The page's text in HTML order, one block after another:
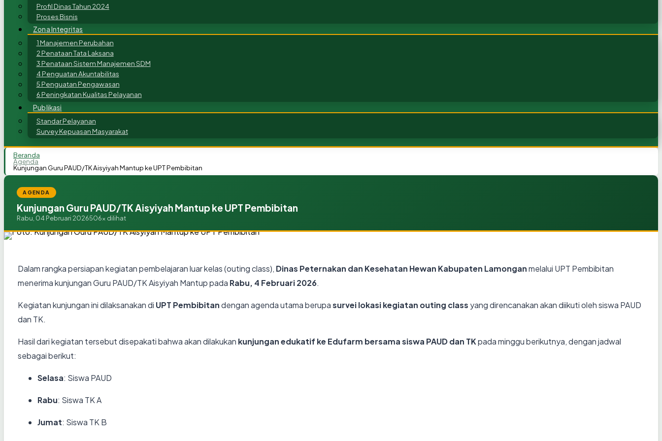
Profil Dinas Tahun 2024
Proses Bisnis
Zona Integritas
1 Manajemen Perubahan
2 Penataan Tata Laksana
3 Penataan Sistem Manajemen SDM
4 Penguatan Akuntabilitas
5 Penguatan Pengawasan
6 Peningkatan Kualitas Pelayanan
Publikasi
Standar Pelayanan
Survey Kepuasan Masyarakat
Beranda
Agenda
Kunjungan Guru PAUD/TK Aisyiyah Mantup ke UPT Pembibitan
AGENDA
Kunjungan Guru PAUD/TK Aisyiyah Mantup ke UPT Pembibitan
Rabu, 04 Pebruari 2026506x dilihat
Dalam rangka persiapan kegiatan pembelajaran luar kelas (outing class), Dinas Peternakan dan Kesehatan Hewan Kabupaten Lamonganmelalui UPT Pembibitan
menerima kunjungan Guru PAUD/TK Aisyiyah Mantup pada Rabu, 4 Februari 2026.
Kegiatan kunjungan ini dilaksanakan di UPT Pembibitandengan agenda utama berupasurvei lokasi kegiatan outing class yang direncanakan akan diikuti oleh siswa PAUD
dan TK.
Hasil dari kegiatan tersebut disepakati bahwa akan dilakukan kunjungan edukatif ke Edufarm bersama siswa PAUD dan TKpada minggu berikutnya, dengan jadwal
sebagai berikut:
Selasa: Siswa PAUD
Rabu: Siswa TK A
Jumat: Siswa TK B